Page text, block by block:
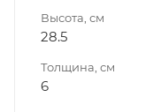
Высота, см
28.5
Толщина, см
6